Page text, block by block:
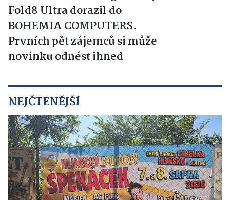
Fold8 Ultra dorazil do
BOHEMIA COMPUTERS.
Prvních pět zájemců si může
novinku odnést ihned
NEJČTENĚJŠÍ